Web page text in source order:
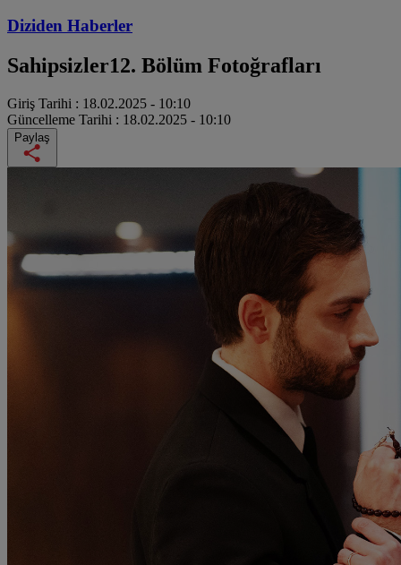
Diziden Haberler
Sahipsizler12. Bölüm Fotoğrafları
Giriş Tarihi : 18.02.2025 - 10:10
Güncelleme Tarihi : 18.02.2025 - 10:10
Paylaş